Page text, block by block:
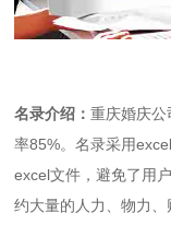
名录介绍：重庆婚庆
率85%。名录采用
excel文件，避免了用
约大量的人力、物力